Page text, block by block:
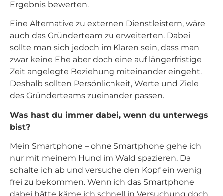
Ergebnis bewerten.
Eine Alternative zu externen Dienstleistern, wäre
auch das Gründerteam zu erweiterten. Dabei
sollte man sich jedoch im Klaren sein, dass man
zwar keine Ehe aber doch eine auf längerfristige
Zeit angelegte Beziehung miteinander eingeht.
Deshalb sollten Persönlichkeit, Werte und Ziele
des Gründerteams zueinander passen.
Was hast du immer dabei, wenn du unterwegs
bist?
Mein Smartphone – ohne Smartphone gehe ich
nur mit meinem Hund im Wald spazieren. Da
schalte ich ab und versuche den Kopf ein wenig
frei zu bekommen. Wenn ich das Smartphone
dabei hätte käme ich schnell in Versuchung doch